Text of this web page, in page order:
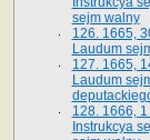
sejm walny
126. 1665,
Laudum
127. 1665,
Laudum
128. 1666,
Instrukcya